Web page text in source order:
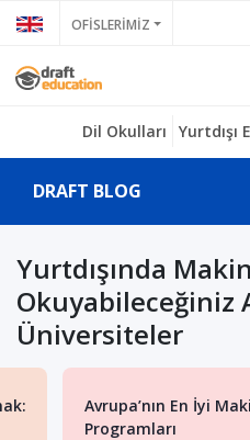
OFİSLERİMİZ
Dil Okulları Yurtdışı
DRAFT BLOG
Yurtdışında
Okuyabileceğiniz
Üniversiteler
Avrupa’nın En İyi
Programları